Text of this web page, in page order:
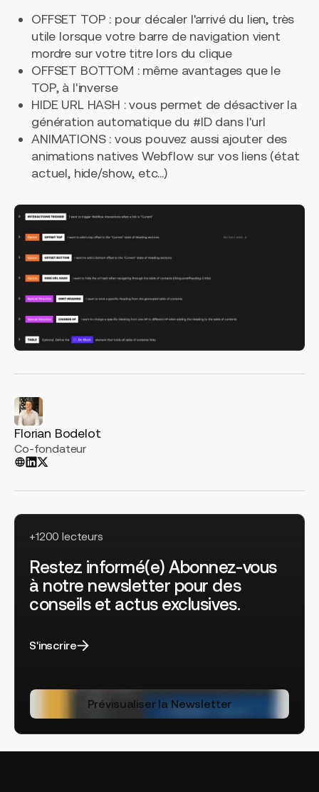
OFFSET TOP : pour décaler l'arrivé du lien, très
utile lorsque votre barre de navigation vient
mordre sur votre titre lors du clique
OFFSET BOTTOM : même avantages que le
TOP, à l'inverse
HIDE URL HASH : vous permet de désactiver la
génération automatique du #ID dans l'url
ANIMATIONS : vous pouvez aussi ajouter des
animations natives Webflow sur vos liens (état
actuel, hide/show, etc...)
Florian Bodelot
Co-fondateur
+1200 lecteurs
Restez informé(e) Abonnez-vous
à notre newsletter pour des
conseils et actus exclusives.
S'inscrire
Prévisualiser la Newsletter